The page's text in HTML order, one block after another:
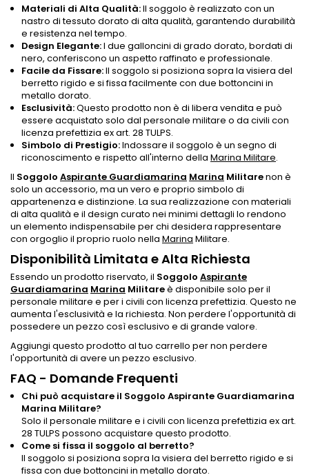
Materiali di Alta Qualità:Il soggolo è realizzato con un
nastro di tessuto dorato di alta qualità, garantendo durabilità
e resistenza nel tempo.
Design Elegante:I due galloncini di grado dorato, bordati di
nero, conferiscono un aspetto raffinato e professionale.
Facile da Fissare:Il soggolo si posiziona sopra la visiera del
berretto rigido e si fissa facilmente con due bottoncini in
metallo dorato.
Esclusività:Questo prodotto non è di libera vendita e può
essere acquistato solo dal personale militare o da civili con
licenza prefettizia ex art. 28 TULPS.
Simbolo di Prestigio:Indossare il soggolo è un segno di
riconoscimento e rispetto all'interno della Marina Militare.
Il Soggolo Aspirante Guardiamarina Marina Militarenon è
solo un accessorio, ma un vero e proprio simbolo di
appartenenza e distinzione. La sua realizzazione con materiali
di alta qualità e il design curato nei minimi dettagli lo rendono
un elemento indispensabile per chi desidera rappresentare
con orgoglio il proprio ruolo nella Marina Militare.
Disponibilità Limitata e Alta Richiesta
Essendo un prodotto riservato, il Soggolo Aspirante
Guardiamarina Marina Militareè disponibile solo per il
personale militare e per i civili con licenza prefettizia. Questo ne
aumenta l'esclusività e la richiesta. Non perdere l'opportunità di
possedere un pezzo così esclusivo e di grande valore.
Aggiungi questo prodotto al tuo carrello per non perdere
l'opportunità di avere un pezzo esclusivo.
FAQ - Domande Frequenti
Chi può acquistare il Soggolo Aspirante Guardiamarina
Marina Militare?
Solo il personale militare e i civili con licenza prefettizia ex art.
28 TULPS possono acquistare questo prodotto.
Come si fissa il soggolo al berretto?
Il soggolo si posiziona sopra la visiera del berretto rigido e si
fissa con due bottoncini in metallo dorato.